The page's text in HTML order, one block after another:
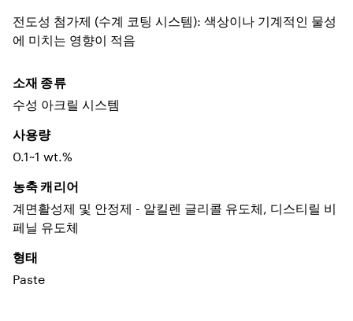
전도성 첨가제 (수계 코팅 시스템): 색상이나 기계적인 물성
에 미치는 영향이 적음
소재 종류
수성 아크릴 시스템
사용량
0.1~1 wt.%
농축 캐리어
계면활성제 및 안정제 - 알킬렌 글리콜 유도체, 디스티릴 비
페닐 유도체
형태
Paste